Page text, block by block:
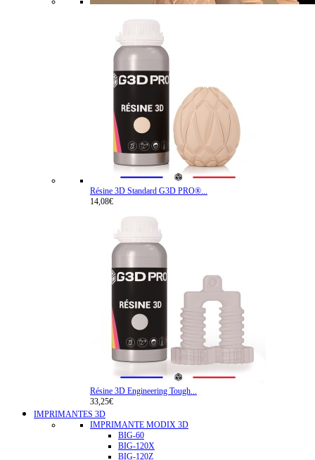
Résine 3D Standard G3D PRO®...
14,08€
Résine 3D Engineering Tough...
33,25€
IMPRIMANTES 3D
IMPRIMANTE MODIX 3D
BIG-60
BIG-120X
BIG-120Z